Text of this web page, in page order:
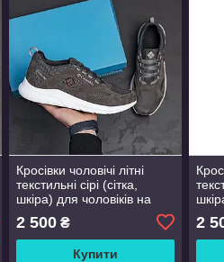
Кросівки чоловічі літні
текстильні сірі (сітка,
шкіра) для чоловіків на
літо, розмір 40 41 42 43 44
45
2 500₴
Купити
45
2